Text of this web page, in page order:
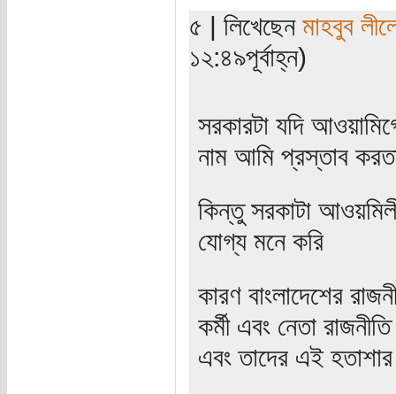
৫ | লিখেছেন মাহবুব
১২:৪৯পূর্বাহ্ন)
সরকারটা যদি
নাম আমি প্রস্তাব
কিন্তু সরকাটা
যোগ্য মনে করি
কারণ বাংলাদেশের
কর্মী এবং নেতা
এবং তাদের এই